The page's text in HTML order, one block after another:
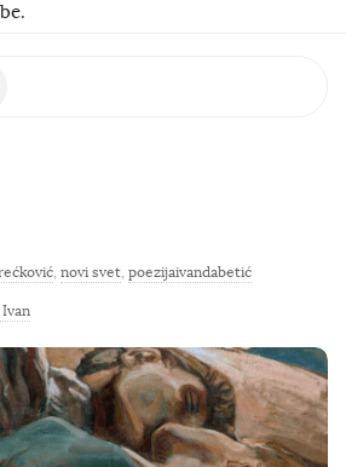
, novi svet, poezijaivandabetić